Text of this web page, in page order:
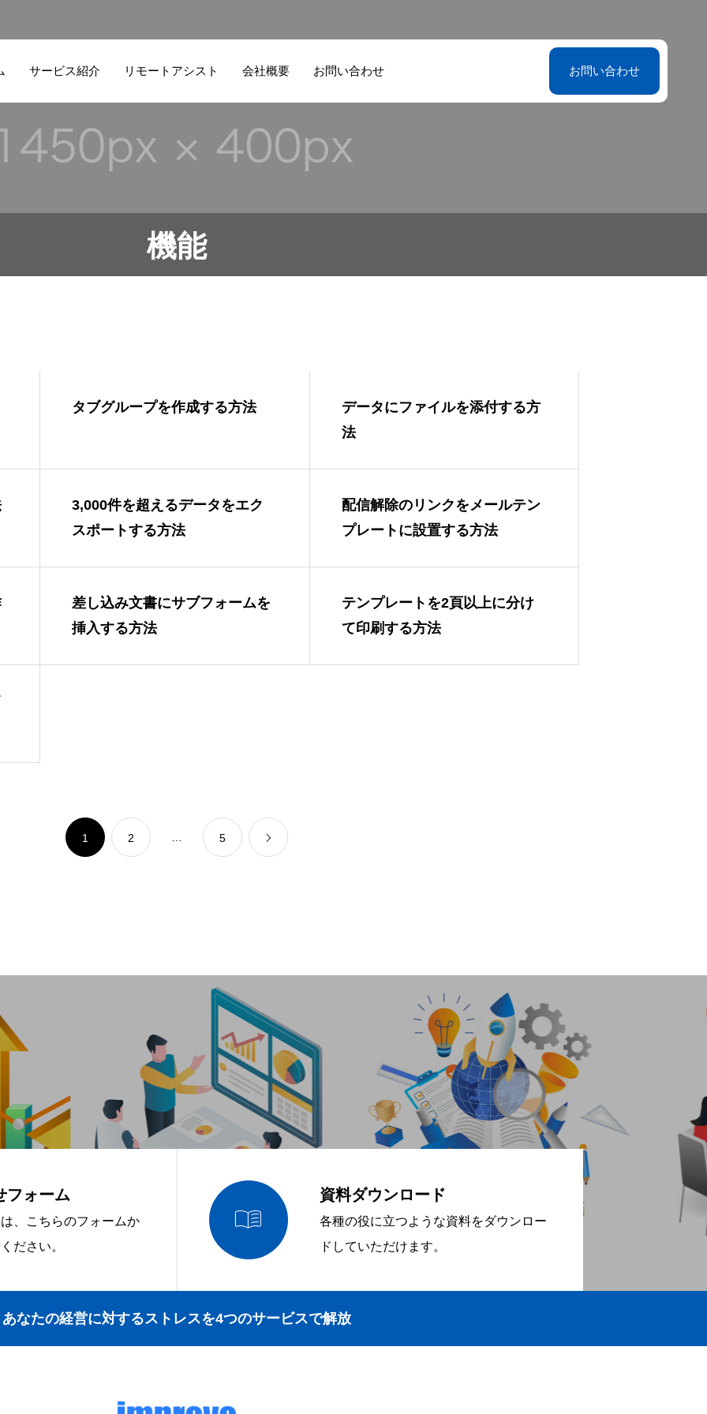
サービス紹介 リモートアシスト 会社概要 お問い合わせ お問い合わせ
機能
タブグループを作成する方法
データにファイルを添付する方
法
3,000件を超えるデータをエク
スポートする方法
配信解除のリンクをメールテン
プレートに設置する方法
差し込み文書にサブフォームを
挿入する方法
テンプレートを2頁以上に分け
て印刷する方法
1 2 5
フォーム
、こちらのフォームか
ださい。

資料ダウンロード
各種の役に立つような資料をダウンロー
ドしていただけます。
あなたの経営に対するストレスを4つのサービスで解放